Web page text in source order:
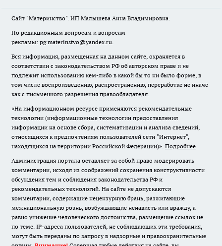
Сайт "Материнство". ИП Малышева Анна Владимировна.
По редакционным вопросам и вопросам
рекламы: pg.materinstvo@yandex.ru.
Вся информация, размещенная на данном сайте, охраняется в
соответствии с законодательством РФ об авторском праве и не
подлежит использованию кем-либо в какой бы то ни было форме, в
том числе воспроизведению, распространению, переработке не иначе
как с письменного разрешения правообладателя.
«На информационном ресурсе применяются рекомендательные
технологии (информационные технологии предоставления
информации на основе сбора, систематизации и анализа сведений,
относящихся к предпочтениям пользователей сети "Интернет",
находящихся на территории Российской Федерации)». Подробнее
Администрация портала оставляет за собой право модерировать
комментарии, исходя из соображений сохранения конструктивности
обсуждения тем и соблюдения законодательства РФ и
рекомендательных технологий. На сайте не допускаются
комментарии, содержащие нецензурную брань, разжигающие
межнациональную рознь, возбуждающие ненависть или вражду, а
равно унижение человеческого достоинства, размещение ссылок не
по теме. IP-адреса пользователей, не соблюдающих эти требования,
могут быть переданы по запросу в надзорные и правоохранительные